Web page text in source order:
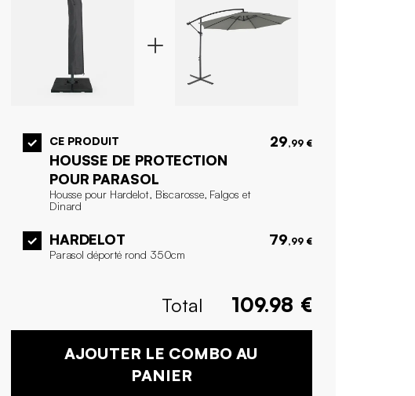
CE PRODUIT
HOUSSE DE PROTECTION
POUR PARASOL
Housse pour Hardelot, Biscarosse, Falgos et
Dinard
29,99 €
HARDELOT
Parasol déporté rond 350cm
79,99 €
Total 109.98 €
AJOUTER LE COMBO AU
PANIER